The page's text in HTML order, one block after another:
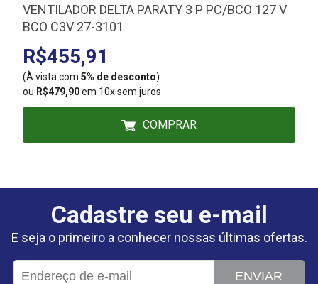
VENTILADOR DELTA PARATY 3 P PC/BCO 127 V
BCO C3V 27-3101
R$455,91
(À vista com 5% de desconto)
ou R$479,90em 10x sem juros
COMPRAR
Cadastre seu e-mail
E seja o primeiro a conhecer nossas últimas ofertas.
ENVIAR